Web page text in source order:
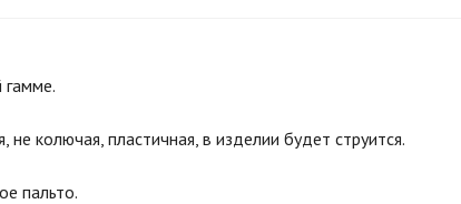
гамме.
не колючая, пластичная, в изделии будет струится.
пальто.